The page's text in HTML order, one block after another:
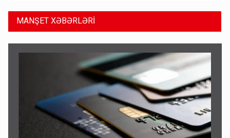
MANŞET XƏBƏRLƏRİ